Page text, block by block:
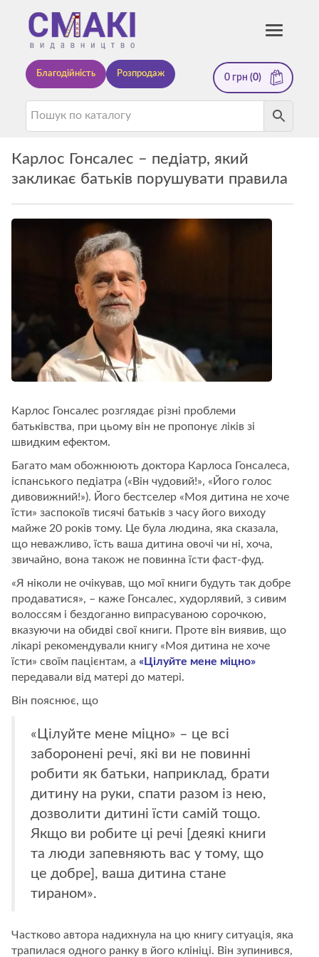
—
видавництво
Toggle
Благодійність Розпродаж 0 грн (0)
Карлос Гонсалес – педіатр, який
закликає батьків порушувати правила
Карлос Гонсалес розглядає різні проблеми
батьківства, при цьому він не пропонує ліків зі
швидким ефектом.
Багато мам обожнюють доктора Карлоса Гонсалеса,
іспанського педіатра («Він чудовий!», «Його голос
дивовижний!»). Його бестселер «Моя дитина не хоче
їсти» заспокоїв тисячі батьків з часу його виходу
майже 20 років тому. Це була людина, яка сказала,
що неважливо, їсть ваша дитина овочі чи ні, хоча,
звичайно, вона також не повинна їсти фаст-фуд.
«Я ніколи не очікував, що мої книги будуть так добре
продаватися», – каже Гонсалес, худорлявий, з сивим
волоссям і бездоганно випрасуваною сорочкою,
вказуючи на обидві свої книги. Проте він виявив, що
лікарі рекомендували книгу «Моя дитина не хоче
їсти» своїм пацієнтам, а «Цілуйте мене міцно»
передавали від матері до матері.
Він пояснює, що
«Цілуйте мене міцно» – це всі
заборонені речі, які ви не повинні
робити як батьки, наприклад, брати
дитину на руки, спати разом із нею,
дозволити дитині їсти самій тощо.
Якщо ви робите ці речі [деякі книги
та люди запевняють вас у тому, що
це добре], ваша дитина стане
тираном».
Частково автора надихнула на цю книгу ситуація, яка
трапилася одного ранку в його клініці. Він зупинився,